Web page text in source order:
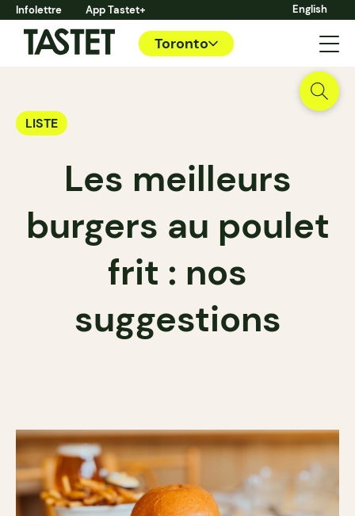
Infolettre App Tastet+ English
Toronto
LISTE
Les meilleurs
burgers au poulet
frit : nos
suggestions